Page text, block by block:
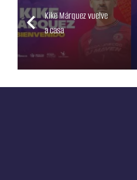
Kike Márquez vuelve
a casa